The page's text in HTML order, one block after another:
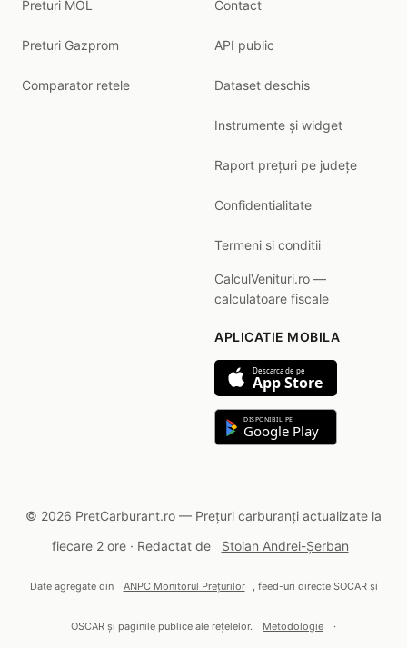
Preturi MOL
Preturi Gazprom
Comparator retele
Contact
API public
Dataset deschis
Instrumente și widget
Raport prețuri pe județe
Confidentialitate
Termeni si conditii
CalculVenituri.ro —
calculatoare fiscale
APLICATIE MOBILA
Descarca de pe
App Store
DISPONIBIL PE
Google Play
© 2026 PretCarburant.ro — Prețuri carburanți actualizate la
fiecare 2 ore · Redactat de
Stoian Andrei-Șerban
Date agregate din ANPC Monitorul Prețurilor , feed-uri directe SOCAR și
OSCAR și paginile publice ale rețelelor. Metodologie ·